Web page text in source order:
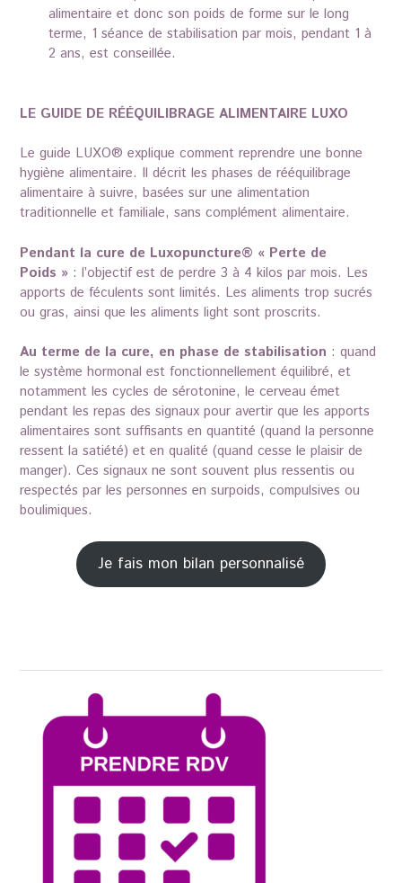
alimentaire et donc son poids de forme sur le long
terme, 1 séance de stabilisation par mois, pendant 1 à
2 ans, est conseillée.
LE GUIDE DE RÉÉQUILIBRAGE ALIMENTAIRE LUXO
Le guide LUXO® explique comment reprendre une bonne
hygiène alimentaire. Il décrit les phases de rééquilibrage
alimentaire à suivre, basées sur une alimentation
traditionnelle et familiale, sans complément alimentaire.
Pendant la cure de Luxopuncture® « Perte de
Poids » : l’objectif est de perdre 3 à 4 kilos par mois. Les
apports de féculents sont limités. Les aliments trop sucrés
ou gras, ainsi que les aliments light sont proscrits.
Au terme de la cure, en phase de stabilisation : quand
le système hormonal est fonctionnellement équilibré, et
notamment les cycles de sérotonine, le cerveau émet
pendant les repas des signaux pour avertir que les apports
alimentaires sont suffisants en quantité (quand la personne
ressent la satiété) et en qualité (quand cesse le plaisir de
manger). Ces signaux ne sont souvent plus ressentis ou
respectés par les personnes en surpoids, compulsives ou
boulimiques.
Je fais mon bilan personnalisé